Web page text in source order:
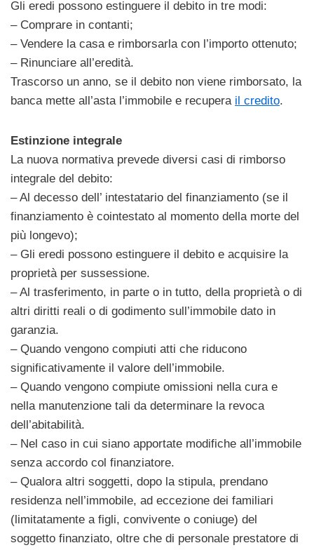
Gli eredi possono estinguere il debito in tre modi:
– Comprare in contanti;
– Vendere la casa e rimborsarla con l’importo ottenuto;
– Rinunciare all’eredità.
Trascorso un anno, se il debito non viene rimborsato, la
banca mette all’asta l’immobile e recupera il credito.
Estinzione integrale
La nuova normativa prevede diversi casi di rimborso
integrale del debito:
– Al decesso dell’ intestatario del finanziamento (se il
finanziamento è cointestato al momento della morte del
più longevo);
– Gli eredi possono estinguere il debito e acquisire la
proprietà per sussessione.
– Al trasferimento, in parte o in tutto, della proprietà o di
altri diritti reali o di godimento sull’immobile dato in
garanzia.
– Quando vengono compiuti atti che riducono
significativamente il valore dell’immobile.
– Quando vengono compiute omissioni nella cura e
nella manutenzione tali da determinare la revoca
dell’abitabilità.
– Nel caso in cui siano apportate modifiche all’immobile
senza accordo col finanziatore.
– Qualora altri soggetti, dopo la stipula, prendano
residenza nell’immobile, ad eccezione dei familiari
(limitatamente a figli, convivente o coniuge) del
soggetto finanziato, oltre che di personale prestatore di